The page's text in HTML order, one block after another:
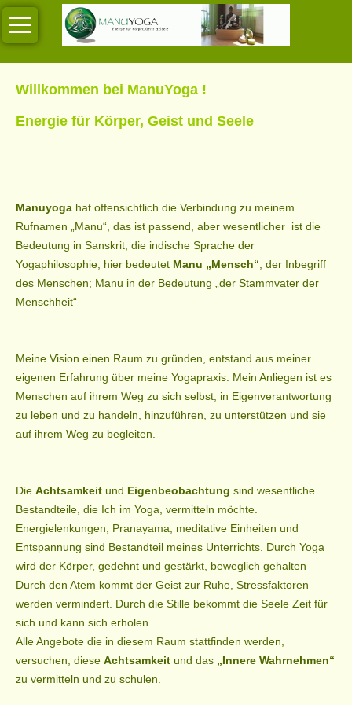
Navigation
überspringen
Unsere
Kurse
Regelmässige
Kurse
Über
Manuyoga
Unser
Team
Kontakt
Gästebuch
Impressum
Willkommen bei ManuYoga !
Energie für Körper, Geist und Seele
Manuyoga hat offensichtlich die Verbindung zu meinem
Rufnamen „Manu“, das ist passend, aber wesentlicher ist die
Bedeutung in Sanskrit, die indische Sprache der
Yogaphilosophie, hier bedeutet Manu „Mensch“ , der Inbegriff
des Menschen; Manu in der Bedeutung „der Stammvater der
Menschheit“
Meine Vision einen Raum zu gründen, entstand aus meiner
eigenen Erfahrung über meine Yogapraxis. Mein Anliegen ist es
Menschen auf ihrem Weg zu sich selbst, in Eigenverantwortung
zu leben und zu handeln, hinzuführen, zu unterstützen und sie
auf ihrem Weg zu begleiten.
Die Achtsamkeit und Eigenbeobachtung sind wesentliche
Bestandteile, die Ich im Yoga, vermitteln möchte.
Energielenkungen, Pranayama, meditative Einheiten und
Entspannung sind Bestandteil meines Unterrichts. Durch Yoga
wird der Körper, gedehnt und gestärkt, beweglich gehalten
Durch den Atem kommt der Geist zur Ruhe, Stressfaktoren
werden vermindert. Durch die Stille bekommt die Seele Zeit für
sich und kann sich erholen.
Alle Angebote die in diesem Raum stattfinden werden,
versuchen, diese Achtsamkeit und das „Innere Wahrnehmen“
zu vermitteln und zu schulen.